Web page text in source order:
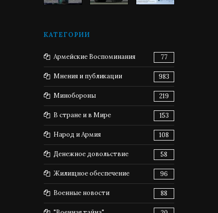
КАТЕГОРИИ
Армейские Воспоминания 77
Мнения и публикации 983
Минобороны 219
В стране и в Мире 153
Народ и Армия 108
Денежное довольствие 58
Жилищное обеспечение 96
Военные новости 88